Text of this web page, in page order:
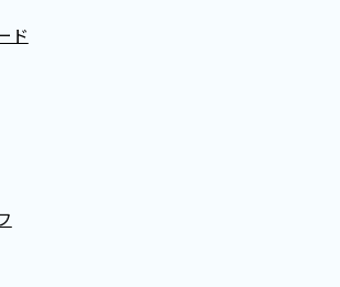
ド